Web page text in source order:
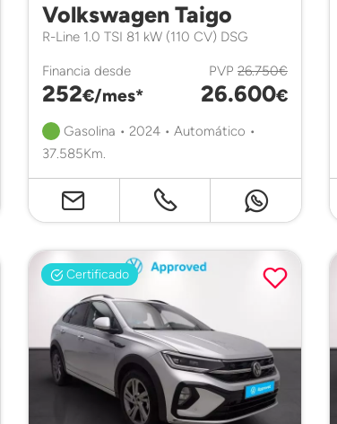
Volkswagen Taigo
R-Line 1.0 TSI 81 kW (110 CV) DSG
Financia desde
252€/mes*
PVP 26.750€
26.600€
Gasolina • 2024 • Automático •
37.585Km.
Certificado